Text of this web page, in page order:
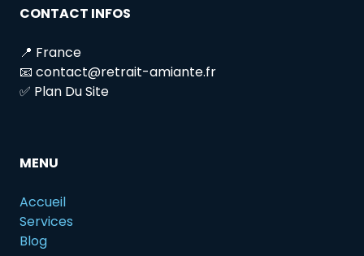
CONTACT INFOS
📍 France
📧 contact@retrait-amiante.fr
✅ Plan Du Site
MENU
Accueil
Services
Blog